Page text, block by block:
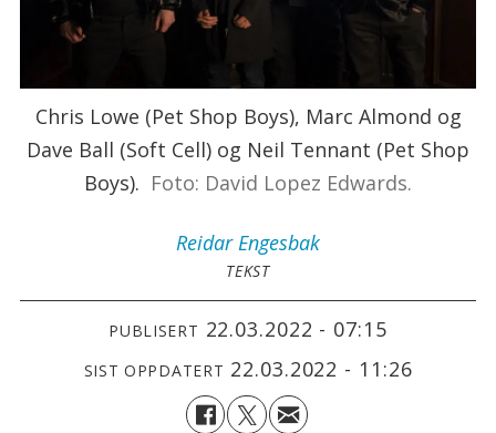
Chris Lowe (Pet Shop Boys), Marc Almond og
Dave Ball (Soft Cell) og Neil Tennant (Pet Shop
Boys). Foto: David Lopez Edwards.
Reidar Engesbak
TEKST
PUBLISERT 22.03.2022 - 07:15
SIST OPPDATERT 22.03.2022 - 11:26